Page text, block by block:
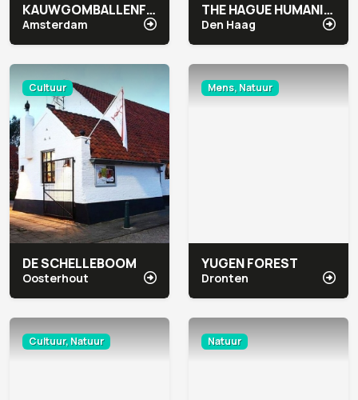
KAUWGOMBALLENFABRIEK SOCIAL IMPACT FACTORY
Amsterdam
THE HAGUE HUMANITY HUB
Den Haag
Cultuur
DE SCHELLEBOOM
Oosterhout
Mens, Natuur
YUGEN FOREST
Dronten
Cultuur, Natuur Natuur